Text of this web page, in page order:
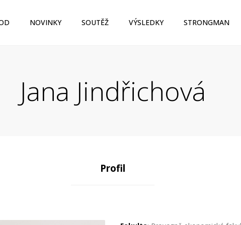
NOVINKY SOUTĚŽ VÝSLEDKY STRONGMAN
Jana Jindřichová
Profil